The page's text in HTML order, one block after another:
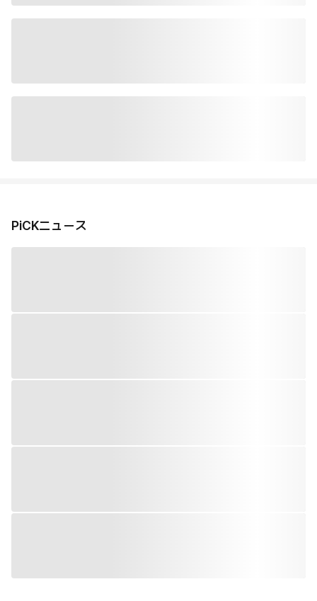
PiCKニュース